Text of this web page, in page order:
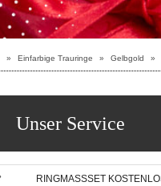
» Einfarbige Trauringe » Gelbgold »
Unser Service
RINGMASSSET KOSTENLOS